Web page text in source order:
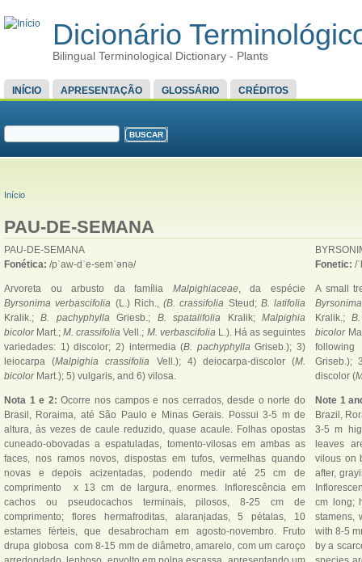
Dicionário
Bilingual Terminological Dictionary - Plants
MENU PRINCIPAL
INÍCIO APRESENTAÇÃO GLOSSÁRIO CRÉDITOS
FORMULÁRIO DE BUSCA
VOCÊ ESTÁ AQUI
Início
PAU-DE-SEMANA
PAU-DE-SEMANA
Fonética: /pˈaw-dˈe-semˈənə/
Arvoreta ou arbusto da família Malpighiaceae, da espécie
Byrsonima verbascifolia (L.) Rich., (B. crassifolia Steud; B. latifolia
Kralik.;B. pachyphylla Griesb.; B. spatalifolia Kralik;Malpighia
bicolorMart.;M. crassifolia Vell.; M. verbascifolia L.). Há as seguintes
variedades: 1) discolor; 2) intermedia (B. pachyphylla Griseb.); 3)
leiocarpa (Malpighia crassifolia Vell.); 4) deiocarpa-discolor (M.
bicolor Mart.); 5) vulgaris, and 6) vilosa.
Nota 1 e 2: Ocorre nos campos e nos cerrados, desde o norte do
Brasil, Roraima, até São Paulo e Minas Gerais. Possui 3-5 m de
altura, às vezes de caule reduzido, quase acaule. Folhas opostas
cuneado-obovadas a espatuladas, tomento-vilosas em ambas as
faces, nos ramos novos, dispostas em tufos, vermelhas quando
novas e depois acizentadas, podendo medir até 25 cm de
comprimento x 13 cm de largura, enormes. Inflorescência em
cachos ou pseudocachos terminais, pilosos, 8-25 cm de
comprimento; flores hermafroditas, alaranjadas, 5 pétalas, 10
estames férteis, que desabrocham em agosto-novembro. Fruto
drupa globosa com 8-15 mm de diâmetro, amarelo, com um caroço
Fonetic: /
A small
Kralik.;
bicolor
Griseb.);
discolor (
Note 1
Brazil,
3-5 m
leaves
vilous on
after,
cm long;
stamens,
with 8-5
by a